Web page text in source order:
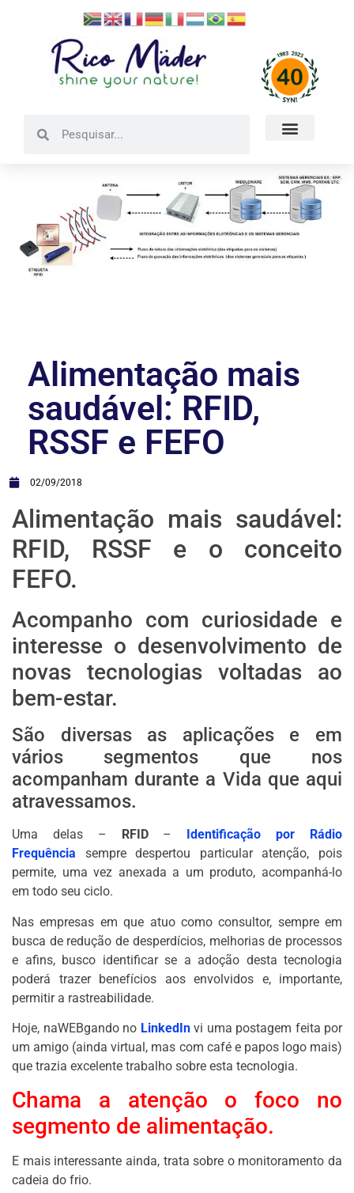
Alimentação mais
saudável: RFID,
RSSF e FEFO
02/09/2018
Alimentação mais saudável:
RFID, RSSF e o conceito
FEFO.
Acompanho com curiosidade e
interesse o desenvolvimento de
novas tecnologias voltadas ao
bem-estar.
São diversas as aplicações e em
vários segmentos que nos
acompanham durante a Vida que aqui
atravessamos.
Uma delas – RFID–
Identificação por Rádio
Frequência sempre despertou particular atenção, pois
permite, uma vez anexada a um produto, acompanhá-lo
em todo seu ciclo.
Nas empresas em que atuo como consultor, sempre em
busca de redução de desperdícios, melhorias de processos
e afins, busco identificar se a adoção desta tecnologia
poderá trazer benefícios aos envolvidos e, importante,
permitir a rastreabilidade.
Hoje, naWEBgando no LinkedInvi uma postagem feita por
um amigo (ainda virtual, mas com café e papos logo mais)
que trazia excelente trabalho sobre esta tecnologia.
Chama a atenção o foco no
segmento de alimentação.
E mais interessante ainda, trata sobre o monitoramento da
cadeia do frio.